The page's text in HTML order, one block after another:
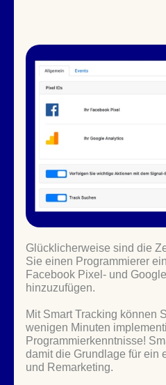
Glücklicherweise sind die
Sie einen Programmierer
Facebook Pixel- und
hinzuzufügen.
Mit Smart Tracking können
wenigen Minuten
Programmierkenntnisse!
damit die Grundlage für ein
und Remarketing.